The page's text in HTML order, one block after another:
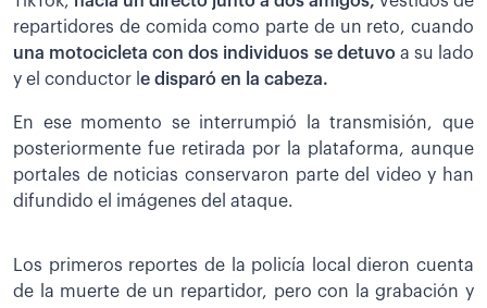
repartidores de comida como parte de un reto, cuando
una motocicleta con dos individuos se detuvoa su lado
y el conductor l e disparó en la cabeza.
En ese momento se interrumpió la transmisión, que
posteriormente fue retirada por la plataforma, aunque
portales de noticias conservaron parte del video y han
difundido el imágenes del ataque.
Los primeros reportes de la policía local dieron cuenta
de la muerte de un repartidor, pero con la grabación y